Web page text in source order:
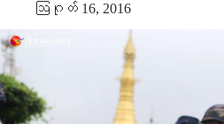
ဩဂုတ် 16, 2016